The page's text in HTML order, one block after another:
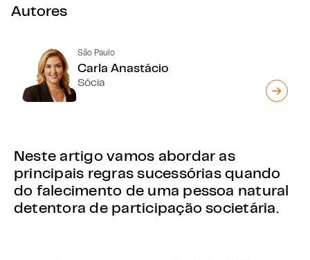
Autores
São Paulo
Carla Anastácio
Sócia
Neste artigo vamos abordar as
principais regras sucessórias quando
do falecimento de uma pessoa natural
detentora de participação societária.